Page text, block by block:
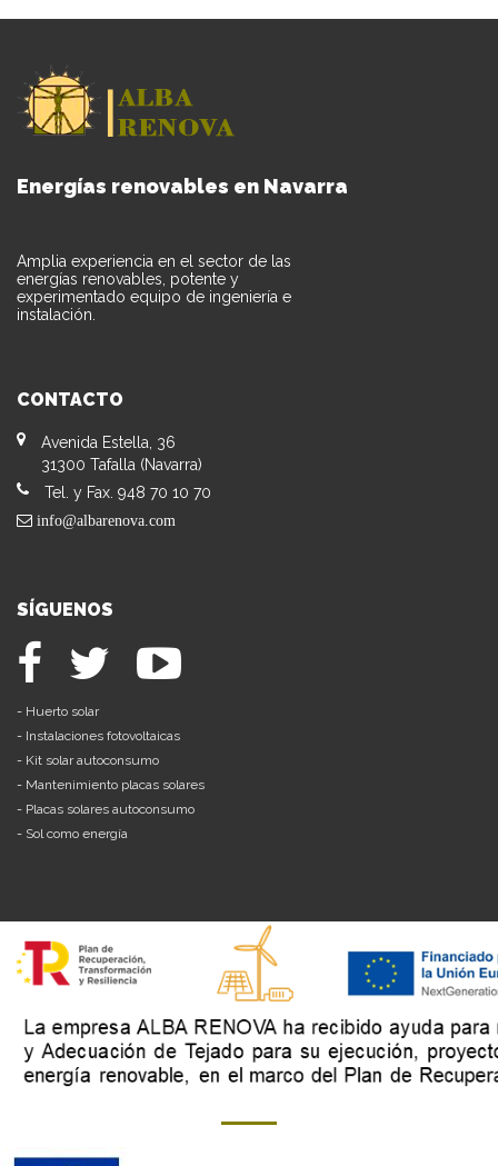
Energías renovables en Navarra
Amplia experiencia en el sector de las
energías renovables, potente y
experimentado equipo de ingeniería e
instalación.
CONTACTO
Avenida Estella, 36
31300 Tafalla (Navarra)
Tel. y Fax. 948 70 10 70
info@albarenova.com
SÍGUENOS
- Huerto solar
- Instalaciones fotovoltaicas
- Kit solar autoconsumo
- Mantenimiento placas solares
- Placas solares autoconsumo
- Sol como energía